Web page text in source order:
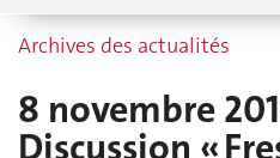
Archives des actualités
8 novembre
Discussion «